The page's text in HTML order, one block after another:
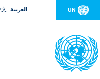
UN العربية 文